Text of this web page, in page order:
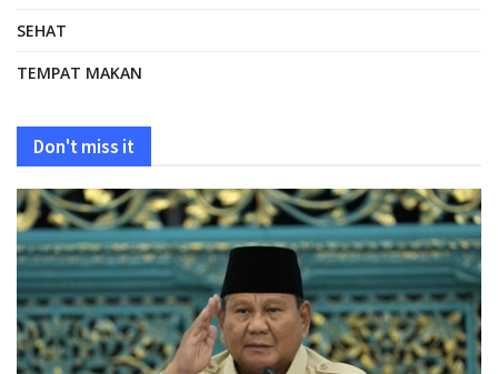
SEHAT
TEMPAT MAKAN
Don't miss it